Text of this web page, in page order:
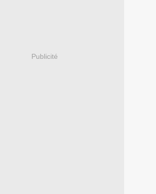
Publicité